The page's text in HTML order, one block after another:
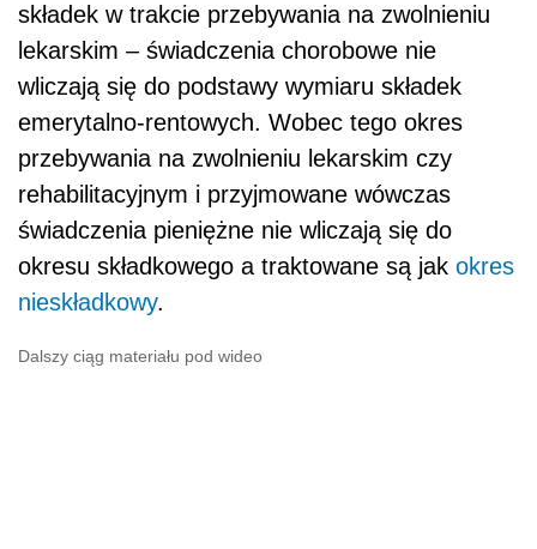
składek w trakcie przebywania na zwolnieniu
lekarskim – świadczenia chorobowe nie
wliczają się do podstawy wymiaru składek
emerytalno-rentowych. Wobec tego okres
przebywania na zwolnieniu lekarskim czy
rehabilitacyjnym i przyjmowane wówczas
świadczenia pieniężne nie wliczają się do
okresu składkowego a traktowane są jak okres
nieskładkowy.
Dalszy ciąg materiału pod wideo